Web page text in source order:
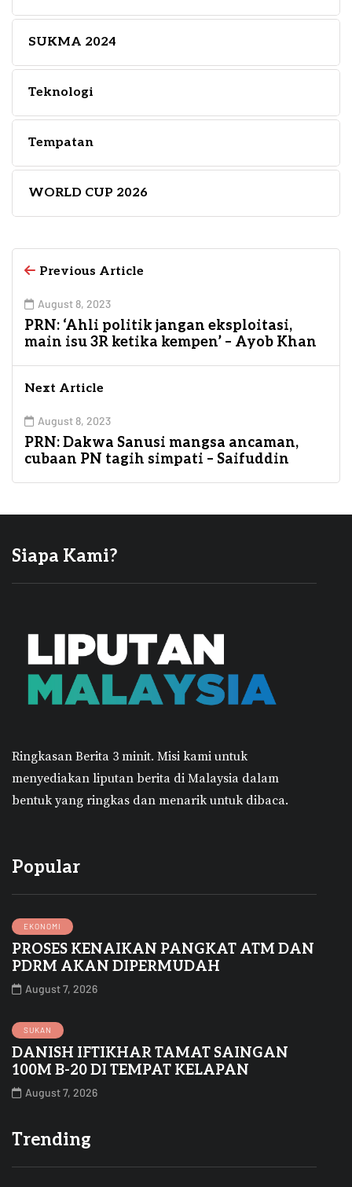
SUKMA 2024
Teknologi
Tempatan
WORLD CUP 2026
Previous Article
August 8, 2023
PRN: ‘Ahli politik jangan eksploitasi,
main isu 3R ketika kempen’ – Ayob Khan
Next Article
August 8, 2023
PRN: Dakwa Sanusi mangsa ancaman,
cubaan PN tagih simpati – Saifuddin
Siapa Kami?
Ringkasan Berita 3 minit. Misi kami untuk
menyediakan liputan berita di Malaysia dalam
bentuk yang ringkas dan menarik untuk dibaca.
Popular
EKONOMI
PROSES KENAIKAN PANGKAT ATM DAN
PDRM AKAN DIPERMUDAH
August 7, 2026
SUKAN
DANISH IFTIKHAR TAMAT SAINGAN
100M B-20 DI TEMPAT KELAPAN
August 7, 2026
Trending